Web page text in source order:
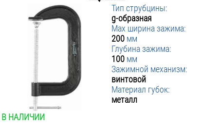
Тип струбцины:
g-образная
Max ширина зажима:
200 мм
Глубина зажима:
100 мм
Зажимной механизм:
винтовой
Материал губок:
металл
В НАЛИЧИИ